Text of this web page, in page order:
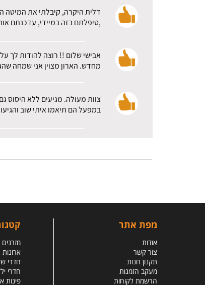
דלית היקרה, קיבלתי את המיטה
,טיפלתם בזה במיידי, עדכנתם
אבישי שלום !! רוצה להודות לך
מחדש. הארון מצוין אני שמחה
צוות מעולה. מגיעים ללא היסוס
במפעל הם תיאמו איתי שוב
מפת אתר
אודות
צור קשר
תקנון חנות
מעקב הזמנות
הרשמת לקוחות
מזרנים
ארונות
חדרי
חדרי
פינות